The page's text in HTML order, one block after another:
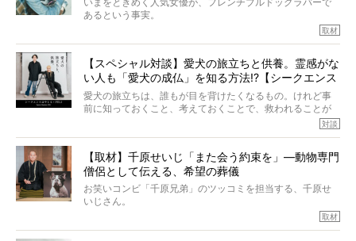
あるという事実。
とりを目の当たりにするほどに、そのフレンチブルドッグ
愛がわたしたちのそれとまったく同じであることに、なん
だかうれしくなってしまったのでした。
春奈さんとアムちゃんのすてきな暮らしを、BUHI編集長の
小西がいつくしみながら、切り取らせていただきます。
取材
【スペシャル対談】愛犬の旅立ちと供養。霊感がな
い人も「愛犬の成仏」を知る方法!?【シークエンス
はやとも×PELI】
愛犬の旅立ちは、誰もが目を背けたくなるもの。けれど事
前に知っておくこと、考えておくことで、救われることが
力をもつお笑い芸人「シークエンスはやとも」さんに、愛
犬の旅立ちや供養についてインタビュー。
インタビュアー兼対談相手は、大の犬好きで心霊分野の知
識にも長けているPELIさん。
「愛犬が旅立ったあと、ベッドやおもちゃはどうすればい
対談
【取材】千原せいじ「また会う約束を」―動物専門
僧侶として伝える、希望の葬儀
お笑いコンビ「千原兄弟」のツッコミを担当する、千原せ
いじさん。
取材